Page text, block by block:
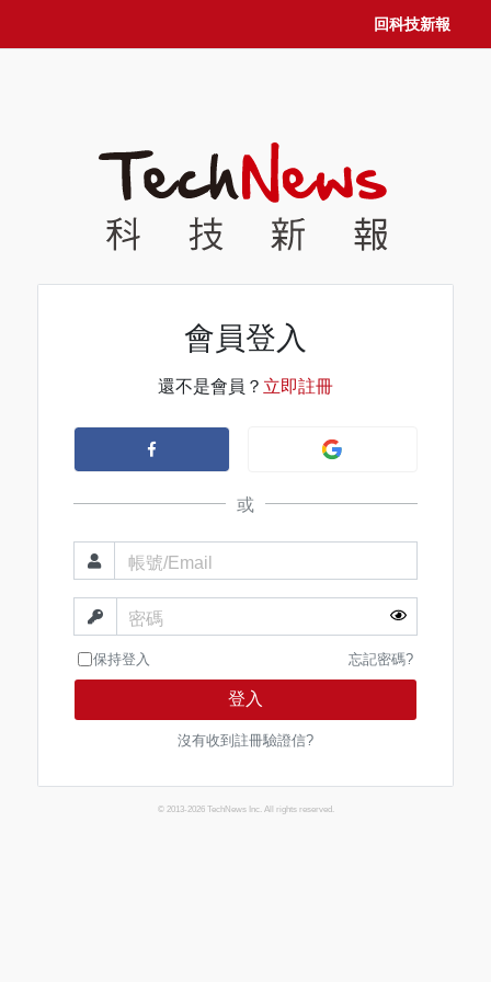
回科技新報
會員登入
還不是會員？ 立即註冊
或
帳號/Email
密碼
保持登入 忘記密碼?
登入
沒有收到註冊驗證信?
© 2013-2026 TechNews Inc. All rights reserved.